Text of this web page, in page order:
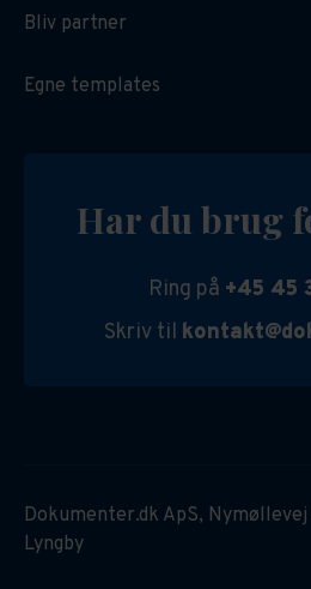
Bliv partner
Egne templates
Har du brug
Ring på +45 45
Skriv til
Dokumenter.dk ApS,
Lyngby